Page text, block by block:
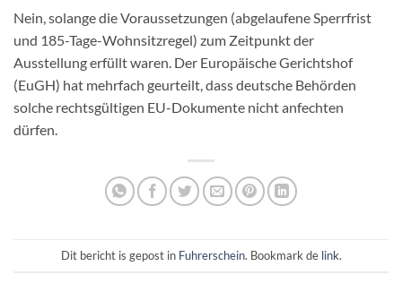
Nein, solange die Voraussetzungen (abgelaufene Sperrfrist
und 185-Tage-Wohnsitzregel) zum Zeitpunkt der
Ausstellung erfüllt waren. Der Europäische Gerichtshof
(EuGH) hat mehrfach geurteilt, dass deutsche Behörden
solche rechtsgültigen EU-Dokumente nicht anfechten
dürfen.
Dit bericht is gepost in Fuhrerschein. Bookmark de link.